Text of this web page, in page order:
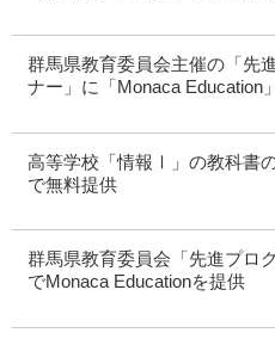
群馬県教育委員会主催の「先
ナー」に「Monaca Education
高等学校「情報Ⅰ」の教科書
で無料提供
群馬県教育委員会「先進プロ
でMonaca Educationを提供